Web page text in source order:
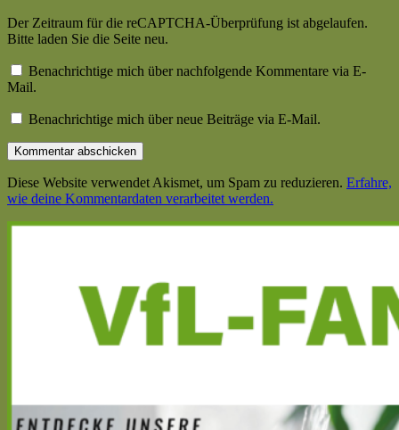
Der Zeitraum für die reCAPTCHA-Überprüfung ist abgelaufen.
Bitte laden Sie die Seite neu.
Benachrichtige mich über nachfolgende Kommentare via E-
Mail.
Benachrichtige mich über neue Beiträge via E-Mail.
Diese Website verwendet Akismet, um Spam zu reduzieren. Erfahre,
wie deine Kommentardaten verarbeitet werden.
Haupt-